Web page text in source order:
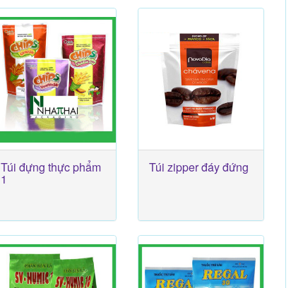
Túi đựng thực phẩm
1
Túi zipper đáy đứng